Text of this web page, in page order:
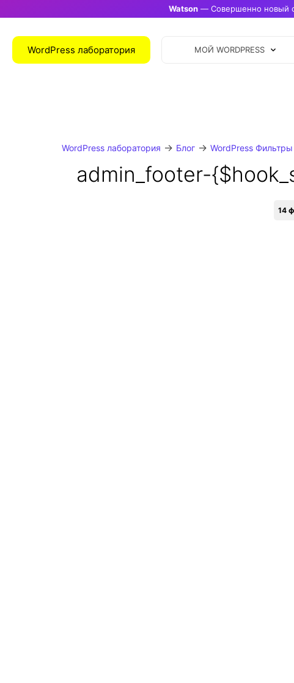
Watson — Совершенно новый
WordPress лаборатория МОЙ WORDPRESS
WordPress лаборатория → Блог→ WordPress
admin_footer-
14